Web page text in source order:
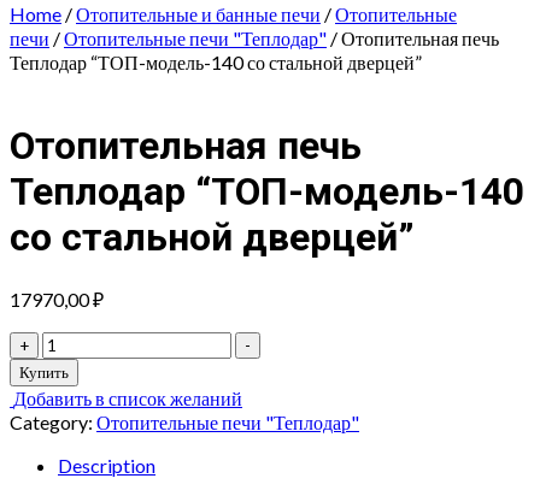
Home /Отопительные и банные печи /Отопительные
печи /Отопительные печи "Теплодар" / Отопительная печь
Теплодар “ТОП-модель-140 со стальной дверцей”
Отопительная печь
Теплодар “ТОП-модель-140
со стальной дверцей”
17970,00₽
+
Отопительная
печь
Теплодар
"ТОП-
модель-140
со
-
Купить
Добавить в список желаний
Category: Отопительные печи "Теплодар"
Description